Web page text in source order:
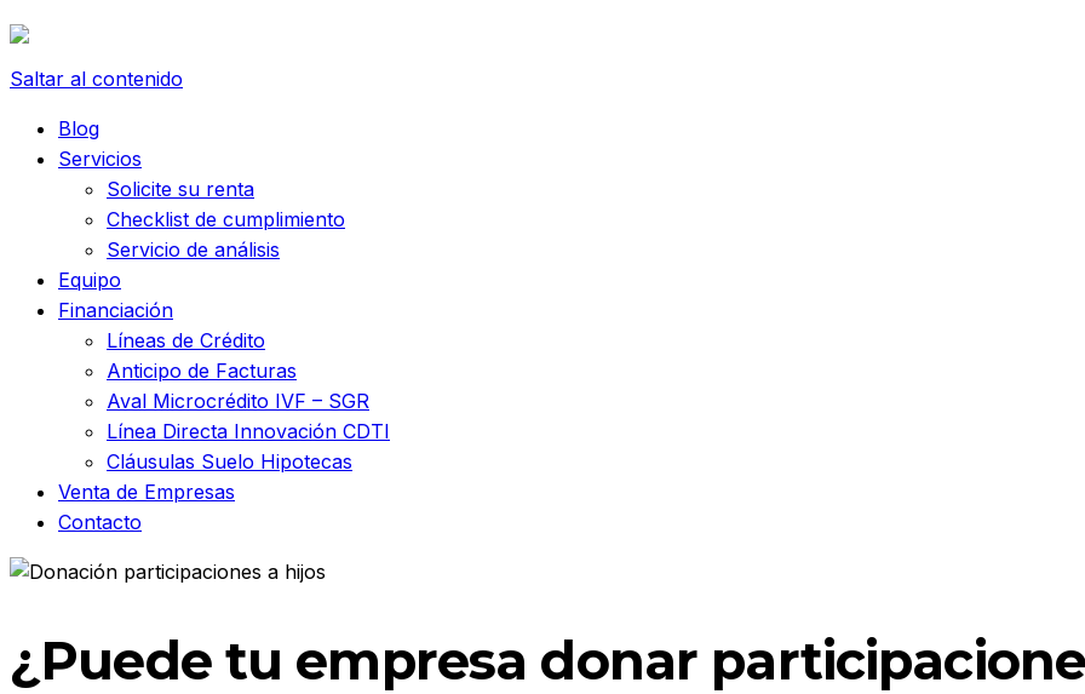
Saltar al contenido
Blog
Servicios
Solicite su renta
Checklist de cumplimiento
Servicio de análisis
Equipo
Financiación
Líneas de Crédito
Anticipo de Facturas
Aval Microcrédito IVF – SGR
Línea Directa Innovación CDTI
Cláusulas Suelo Hipotecas
Venta de Empresas
Contacto
¿Puede tu empresa donar